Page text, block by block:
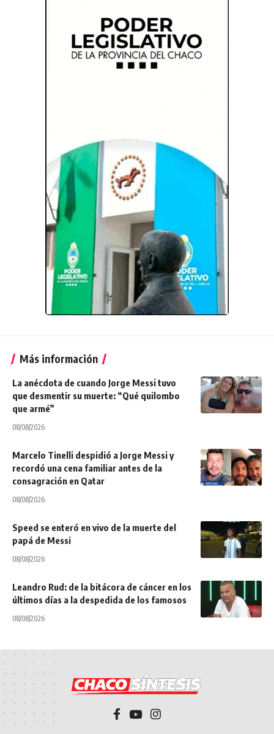
Más información
La anécdota de cuando Jorge Messi tuvo
que desmentir su muerte: “Qué quilombo
que armé”
08/08/2026
Marcelo Tinelli despidió a Jorge Messi y
recordó una cena familiar antes de la
consagración en Qatar
08/08/2026
Speed se enteró en vivo de la muerte del
papá de Messi
08/08/2026
Leandro Rud: de la bitácora de cáncer en los
últimos días a la despedida de los famosos
08/08/2026